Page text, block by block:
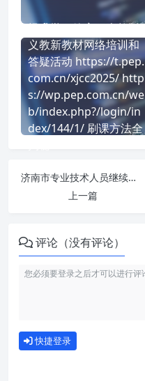
提升学习效率！人教版
义教新教材网络培训和
答疑活动 https://t.pep.
com.cn/xjcc2025/ http
s://wp.pep.com.cn/we
b/index.php?/login/in
dex/144/1/ 刷课方法全
济南市专业技术人员继续教育公共服务平台-113.128.220.70:9090-公需课 刷课也能轻松过！简单技巧大公开
上一篇
评论（没有评论）
快捷登录